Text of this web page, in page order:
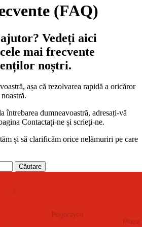
(FAQ)
Vedeți aici
mai frecvente
noștri.
așa că rezolvarea rapidă a oricăror
întrebarea dumneavoastră, adresați-vă
Contactați-ne și scrieți-ne.
și să clarificăm orice nelămuriri pe care
Căutare